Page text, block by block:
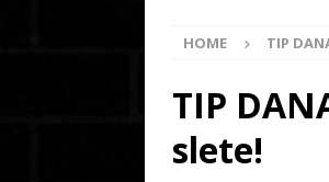
HOME TIP
TIP
slete!